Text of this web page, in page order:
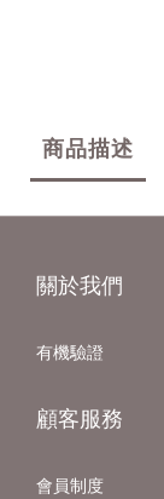
商品描述
關於我們
有機驗證
顧客服務
會員制度